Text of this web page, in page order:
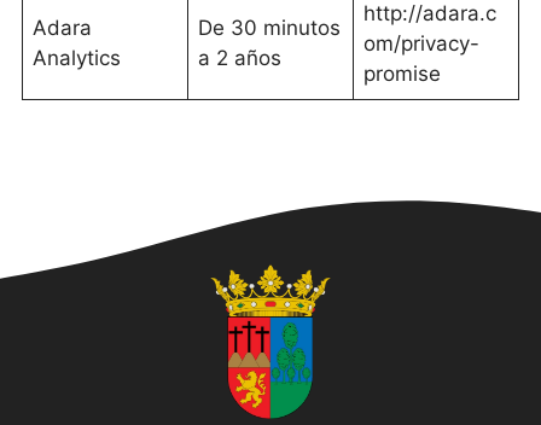
Adara
Analytics
De 30 minutos
a 2 años
http://adara.c
om/privacy-
promise